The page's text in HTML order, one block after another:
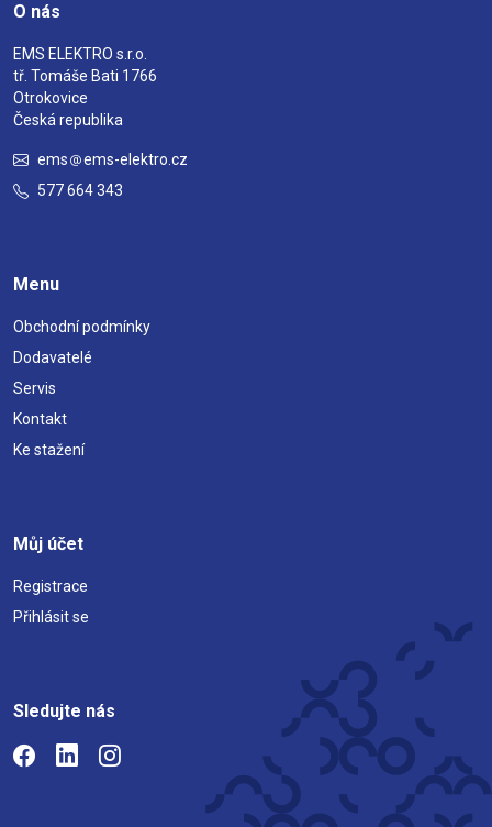
O nás
EMS ELEKTRO s.r.o.
tř. Tomáše Bati 1766
Otrokovice
Česká republika
ems
ems-elektro.cz
577 664 343
Menu
Obchodní podmínky
Dodavatelé
Servis
Kontakt
Ke stažení
Můj účet
Registrace
Přihlásit se
Sledujte nás